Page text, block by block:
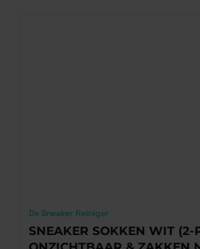
De Sneaker Reiniger
SNEAKER SOKKEN WIT (2-